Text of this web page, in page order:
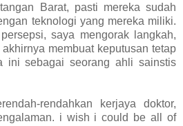
Barat, pasti mereka sudah
teknologi yang mereka miliki.
saya mengorak langkah,
membuat keputusan tetap
ini sebagai seorang ahli sainstis
rendahkan kerjaya doktor,
i wish i could be all of